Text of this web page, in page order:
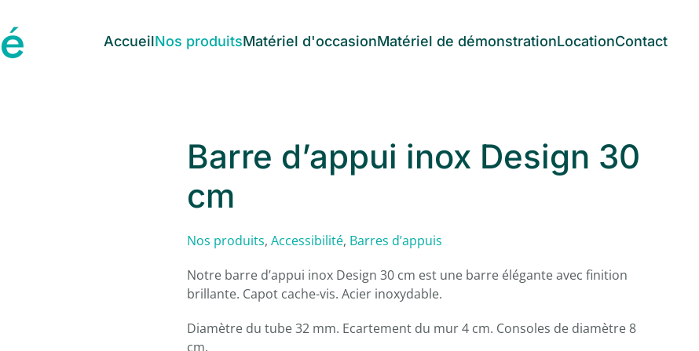
AccueilNos produitsMatériel d'occasionMatériel de démonstrationLocationContact
Barre d’appui inox Design 30
cm
Nos produits, Accessibilité, Barres d’appuis
Notre barre d’appui inox Design 30 cm est une barre élégante avec finition
brillante. Capot cache-vis. Acier inoxydable.
Diamètre du tube 32 mm. Ecartement du mur 4 cm. Consoles de diamètre 8
cm.